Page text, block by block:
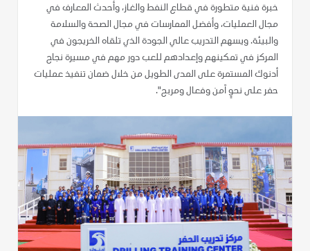
خبرة فنية متطورة في قطاع النفط والغاز، وأحدث المعارف في
مجال العمليات، وأفضل الممارسات في مجال الصحة والسلامة
والبيئة. ويسهم التدريب عالي الجودة الذي تلقاه الخريجون في
المركز في تمكينهم وإعدادهم للعب دور مهم في مسيرة نجاح
أدنوك المستمرة على المدى الطويل من خلال ضمان تنفيذ عمليات
حفر على نحوٍ آمن وفعال ومربح".